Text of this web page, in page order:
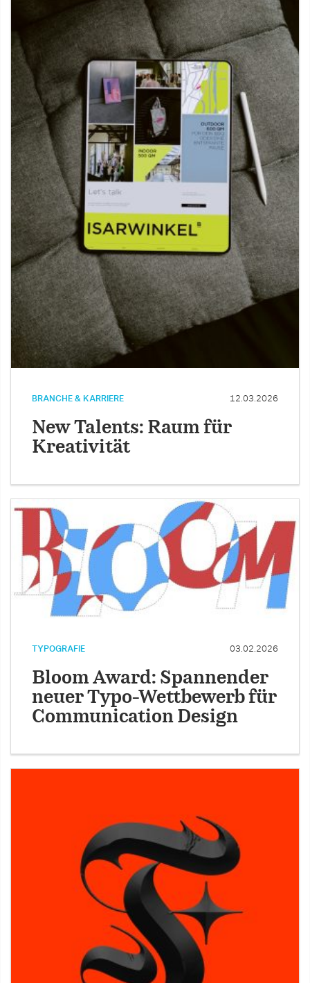
BRANCHE & KARRIERE 12.03.2026
New Talents: Raum für
Kreativität
TYPOGRAFIE 03.02.2026
Bloom Award: Spannender
neuer Typo-Wettbewerb für
Communication Design